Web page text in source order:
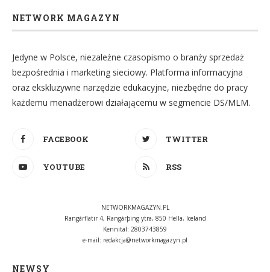
NETWORK MAGAZYN
Jedyne w Polsce, niezależne czasopismo o branży sprzedaż
bezpośrednia i marketing sieciowy. Platforma informacyjna
oraz ekskluzywne narzędzie edukacyjne, niezbędne do pracy
każdemu menadżerowi działającemu w segmencie DS/MLM.
FACEBOOK TWITTER
YOUTUBE RSS
NETWORKMAGAZYN.PL
Rangárflatir 4, Rangárþing ytra, 850 Hella, Iceland
Kennital: 2803743859
e-mail: redakcja@networkmagazyn.pl
NEWSY